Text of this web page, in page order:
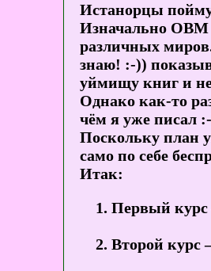
Истанорцы
Изначально ОВМ
различных
знаю! :-))
уймищу книг и не
Однако как-то
чём я уже писал
Поскольку план
само по себе
Итак:
Первый курс
Второй курс